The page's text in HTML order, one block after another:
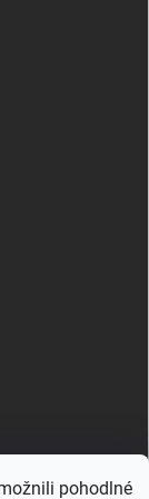
pohodlné